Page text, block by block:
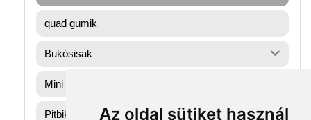
Az oldal sütiket használ
quad gumik
Bukósisak
Mini gyerek quad
Pitbike dirtbike gumik